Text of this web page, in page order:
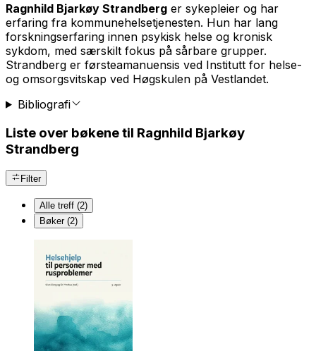
Ragnhild Bjarkøy Strandberg er sykepleier og har
erfaring fra kommunehelsetjenesten. Hun har lang
forskningserfaring innen psykisk helse og kronisk
sykdom, med særskilt fokus på sårbare grupper.
Strandberg er førsteamanuensis ved Institutt for helse-
og omsorgsvitskap ved Høgskulen på Vestlandet.
Bibliografi
Liste over bøkene til Ragnhild Bjarkøy
Strandberg
Filter
Alle treff (2)
Bøker (2)